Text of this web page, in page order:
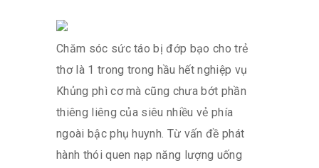
Chăm sóc sức táo bị đớp bạo cho trẻ
thơ là 1 trong trong hầu hết nghiệp vụ
Khủng phì cơ mà cũng chưa bớt phần
thiêng liêng của siêu nhiều vẻ phía
ngoài bậc phụ huynh. Từ vấn đề phát
hành thói quen nạp năng lượng uống